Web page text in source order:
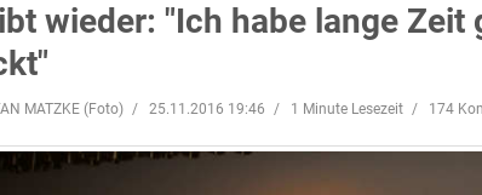
wieder: "Ich habe lange Zeit
MATZKE (Foto) 25.11.2016 19:46 1 Minute Lesezeit 174